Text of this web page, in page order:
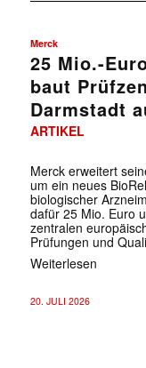
Merck
25 Mio.-
baut
Darmstadt
ARTIKEL
Merck erweitert
um ein neues
biologischer
dafür 25 Mio. Euro
zentralen
Prüfungen und
Weiterlesen
20. JULI 2026